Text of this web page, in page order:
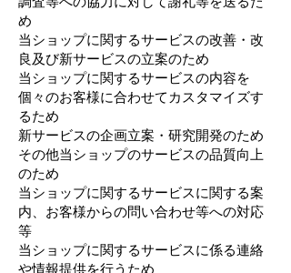
め
当ショップに関するサービスの改善・改
良及び新サービスの立案のため
当ショップに関するサービスの内容を
個々のお客様に合わせてカスタマイズす
るため
新サービスの企画立案・研究開発のため
その他当ショップのサービスの品質向上
のため
当ショップに関するサービスに関する案
内、お客様からの問い合わせ等への対応
等
当ショップに関するサービスに係る連絡
や情報提供を行うため